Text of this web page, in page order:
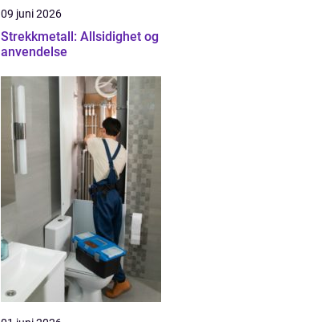
09 juni 2026
Strekkmetall: Allsidighet og
anvendelse